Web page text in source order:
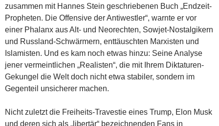
zusammen mit Hannes Stein geschriebenen Buch „Endzeit-
Propheten. Die Offensive der Antiwestler“, warnte er vor
einer Phalanx aus Alt- und Neorechten, Sowjet-Nostalgikern
und Russland-Schwärmern, enttäuschten Marxisten und
Islamisten. Und es kam noch etwas hinzu: Seine Analyse
jener vermeintlichen „Realisten“, die mit Ihrem Diktaturen-
Gekungel die Welt doch nicht etwa stabiler, sondern im
Gegenteil unsicherer machen.
Nicht zuletzt die Freiheits-Travestie eines Trump, Elon Musk
und deren sich als „libertär“ bezeichnenden Fans in